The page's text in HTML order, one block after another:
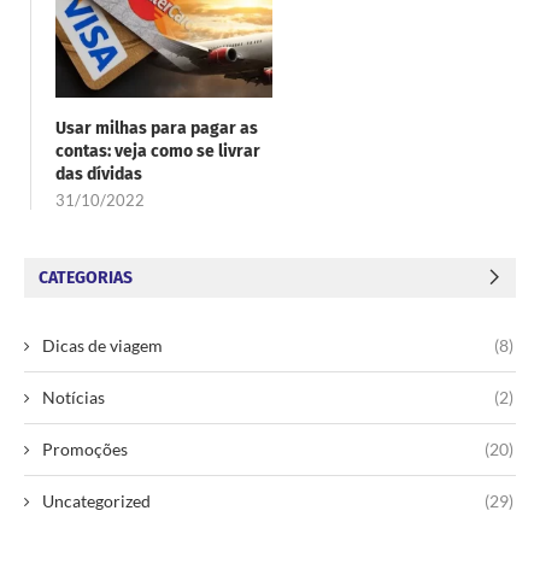
Usar milhas para pagar as
contas: veja como se livrar
das dívidas
31/10/2022
CATEGORIAS
Dicas de viagem (8)
Notícias (2)
Promoções (20)
Uncategorized (29)